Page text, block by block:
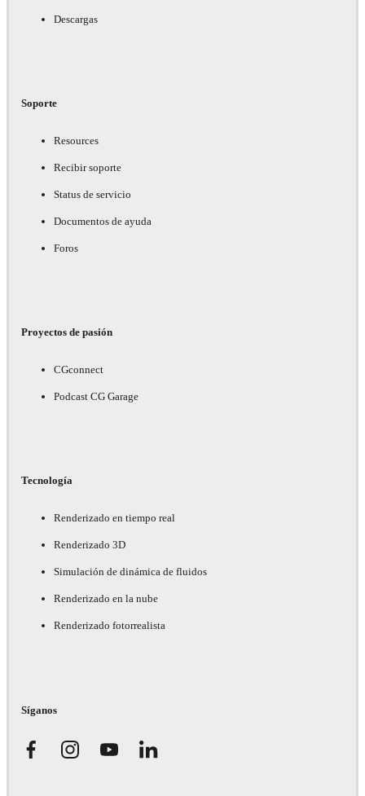
Descargas
Soporte
Resources
Recibir soporte
Status de servicio
Documentos de ayuda
Foros
Proyectos de pasión
CGconnect
Podcast CG Garage
Tecnología
Renderizado en tiempo real
Renderizado 3D
Simulación de dinámica de fluidos
Renderizado en la nube
Renderizado fotorrealista
Síganos